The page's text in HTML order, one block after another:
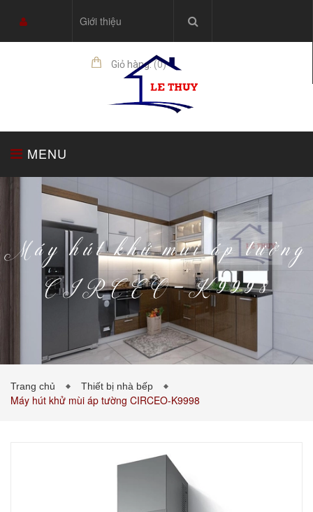
Giới thiệu
Giỏ hàng:(0)
MENU
TRANG CHỦ TỦ BẾP THIẾT BỊ NHÀ BẾP
Máy hút khử mùi áp tường
CIRCEO-K9998
Trang chủ Thiết bị nhà bếp
Máy hút khử mùi áp tường CIRCEO-K9998